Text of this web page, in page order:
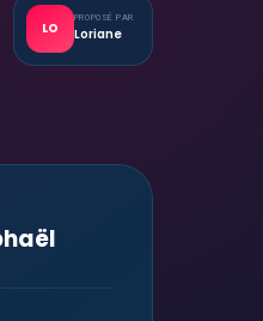
LO
PROPOSÉ PAR
Loriane